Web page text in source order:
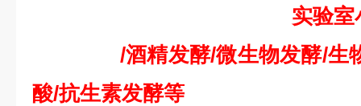
实验室小型
/酒精发酵/微生物发酵/生物
酸/抗生素发酵等